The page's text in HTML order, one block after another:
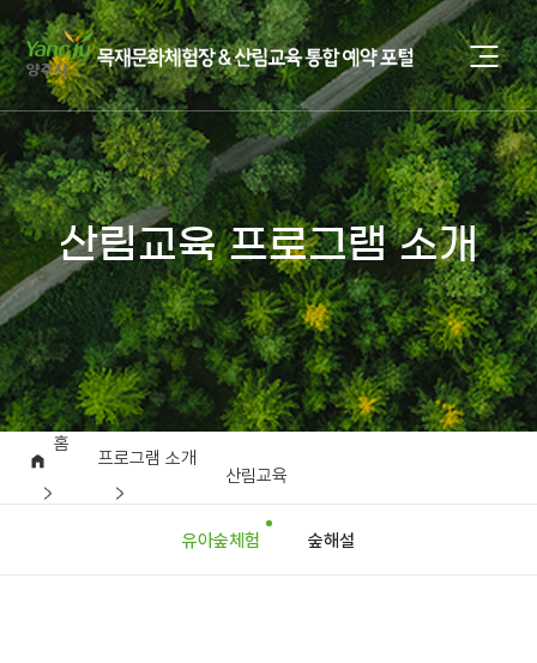
산림교육 프로그램 소개
홈
프로그램 소개
산림교육
유아숲체험 숲해설